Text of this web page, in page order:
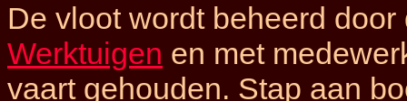
De vloot wordt beheerd
Werktuigen en met
vaart gehouden. Stap aan